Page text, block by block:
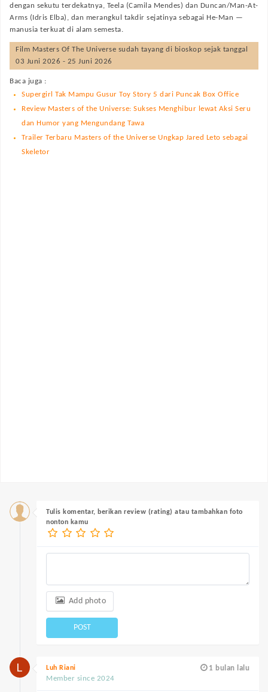
dengan sekutu terdekatnya, Teela (Camila Mendes) dan Duncan/Man-At-
Arms (Idris Elba), dan merangkul takdir sejatinya sebagai He-Man —
manusia terkuat di alam semesta.
Film Masters Of The Universe sudah tayang di bioskop sejak tanggal
03 Juni 2026 - 25 Juni 2026
Baca juga :
Supergirl Tak Mampu Gusur Toy Story 5 dari Puncak Box Office
Review Masters of the Universe: Sukses Menghibur lewat Aksi Seru
dan Humor yang Mengundang Tawa
Trailer Terbaru Masters of the Universe Ungkap Jared Leto sebagai
Skeletor
Tulis komentar, berikan review (rating) atau tambahkan foto
nonton kamu
Add photo
POST
1 bulan lalu
Luh Riani
Member since 2024